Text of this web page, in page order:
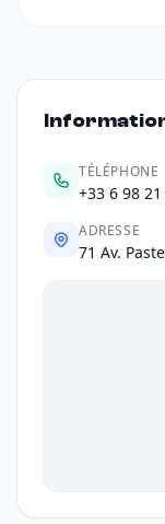
TÉLÉPHONE
+33 6 98
ADRESSE
71 Av.